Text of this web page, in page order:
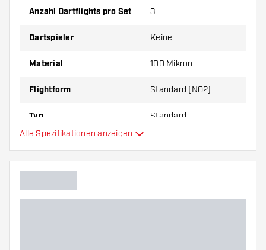
Material oder eine andere Dicke der Flights aus,
um herauszufinden, welche Variante am besten
Anzahl Dartflights pro Set 3
Dartspieler Keine
Material 100 Mikron
Flightform Standard (NO2)
Typ Standard
Hauptfarbe
Alle Spezifikationen anzeigen